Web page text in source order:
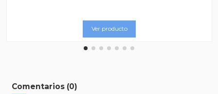
Ver producto
Comentarios (0)